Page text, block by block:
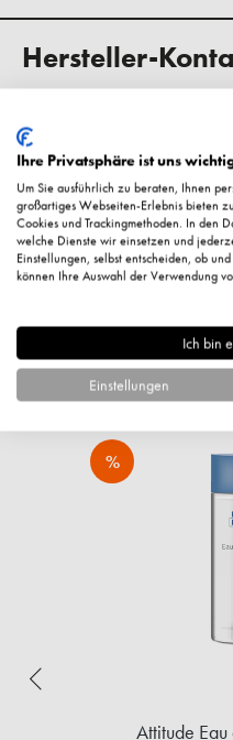
Hersteller-
Fragen zum Artikel?
%
Attitude
Ihre Privatsphäre ist uns
Um Sie ausführlich zu beraten, Ihnen
großartiges Webseiten-Erlebnis bieten
Cookies und Trackingmethoden. In den
welche Dienste wir einsetzen und
Einstellungen, selbst entscheiden, ob
können Ihre Auswahl der Verwendung
Ich bin
Einstellungen